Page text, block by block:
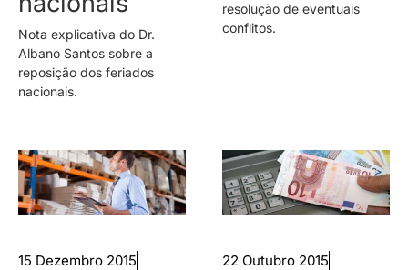
Nota explicativa do Dr.
Albano Santos sobre a
reposição dos feriados
nacionais.
resolução de eventuais
conflitos.
15 Dezembro 2015
22 Outubro 2015